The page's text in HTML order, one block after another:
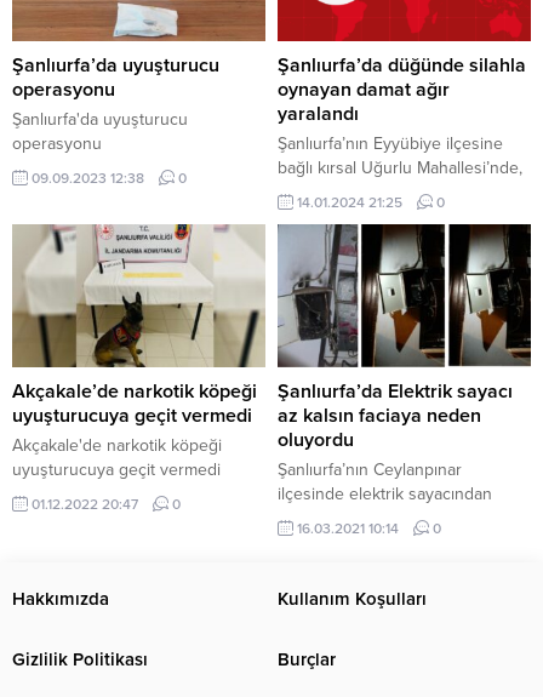
itfaiye ekipleri sevk edildi.
Patlamada hafif yaralanan 6 kişi
ambulanslarla Suruç Devlet
Hastanesine kaldırıldı. Araçta
çıkan yangın ise...
Şanlıurfa’da uyuşturucu
operasyonu
Şanlıurfa'da uyuşturucu
operasyonu
09.09.2023 12:38 0
Şanlıurfa’da düğünde silahla
oynayan damat ağır
yaralandı
Şanlıurfa’nın Eyyübiye ilçesine
bağlı kırsal Uğurlu Mahallesi’nde,
düğünde silahla oynayan damat
ağır yaralandı. Olay, mahallede
bulunan bir düğün salonunda
meydana geldi. İddiaya göre,
hazırlıklar tamamlandıktan sonra
imam nikahına gelmesi
beklenirken İ.Ç. isimli damat,
düğün salonundaki odada silahla
oynamaya başladı. Bu sırada
silahın patlaması sonucu damat
İ.Ç., başına isabet eden kurşunla...
14.01.2024 21:25 0
Akçakale’de narkotik köpeği
uyuşturucuya geçit vermedi
Akçakale'de narkotik köpeği
uyuşturucuya geçit vermedi
01.12.2022 20:47 0
Şanlıurfa’da Elektrik sayacı
az kalsın faciaya neden
oluyordu
Şanlıurfa’nın Ceylanpınar
ilçesinde elektrik sayacından
çıkan yangın evde yaşayanlara
korku dolu anlar yaşattı
16.03.2021 10:14 0
Hakkımızda Kullanım Koşulları
Gizlilik Politikası Burçlar